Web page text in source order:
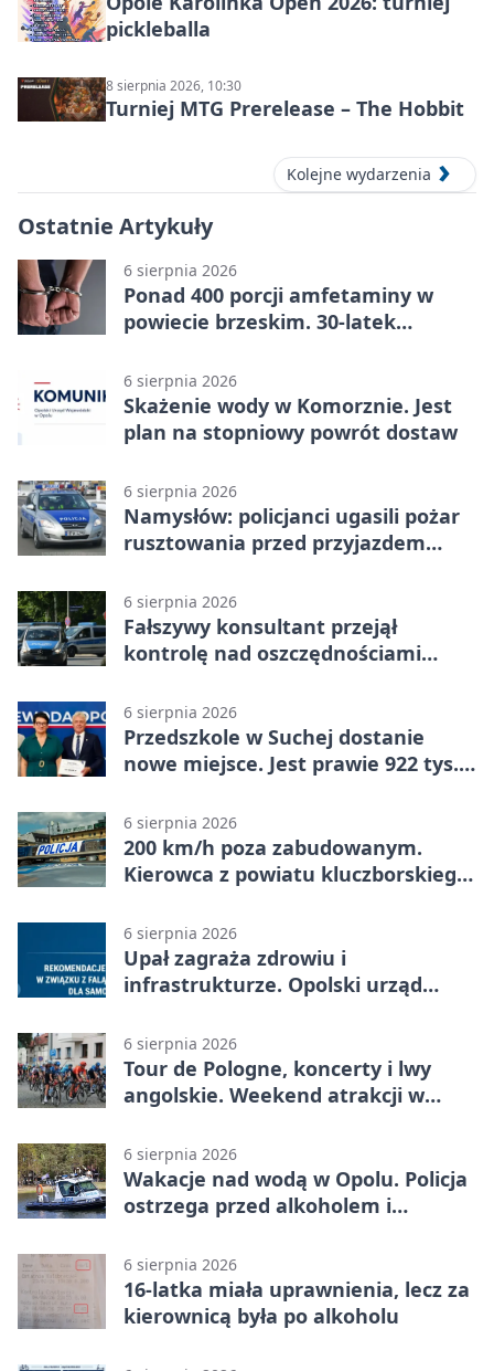
pickleballa
8 sierpnia 2026, 10:30
Turniej MTG Prerelease – The Hobbit
Kolejne wydarzenia
Ostatnie Artykuły
6 sierpnia 2026
Ponad 400 porcji amfetaminy w
powiecie brzeskim. 30-latek
6 sierpnia 2026
Skażenie wody w Komorznie. Jest
plan na stopniowy powrót dostaw
6 sierpnia 2026
Namysłów: policjanci ugasili pożar
rusztowania przed przyjazdem
6 sierpnia 2026
Fałszywy konsultant przejął
kontrolę nad oszczędnościami
6 sierpnia 2026
Przedszkole w Suchej dostanie
nowe miejsce. Jest prawie 922 tys.
6 sierpnia 2026
200 km/h poza zabudowanym.
Kierowca z powiatu kluczborskiego
6 sierpnia 2026
Upał zagraża zdrowiu i
infrastrukturze. Opolski urząd
6 sierpnia 2026
Tour de Pologne, koncerty i lwy
angolskie. Weekend atrakcji w
6 sierpnia 2026
Wakacje nad wodą w Opolu. Policja
ostrzega przed alkoholem i
6 sierpnia 2026
16-latka miała uprawnienia, lecz za
kierownicą była po alkoholu